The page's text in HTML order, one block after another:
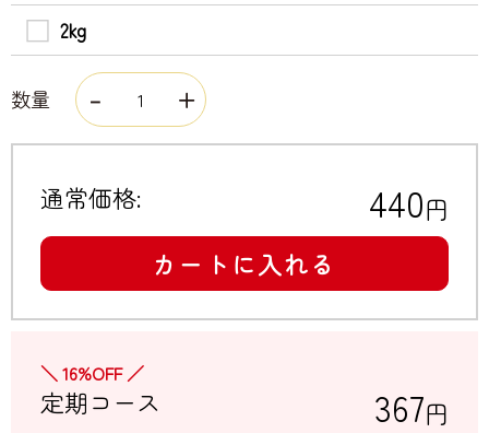
2kg
数量
通常価格: 440円
カートに入れる
＼ 16%OFF ／
定期コース 367円